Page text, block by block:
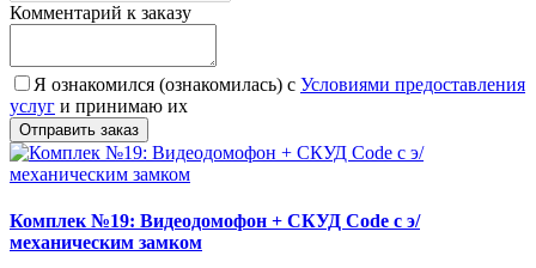
Комментарий к заказу
Я ознакомился (ознакомилась) с Условиями предоставления
услуг и принимаю их
Комплек №19: Видеодомофон + СКУД Code с э/
механическим замком